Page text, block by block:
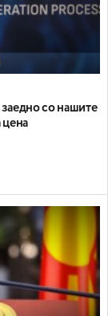
со нашите
цена